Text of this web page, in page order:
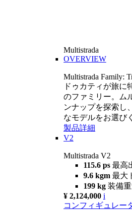
Multistrada
OVERVIEW
Multistrada Family:
ドゥカティが旅に
のファミリー。ム
ンナップを探索し
なモデルをお選び
製品詳細
V2
Multistrada V2
115.6 ps 最高
9.6 kgm 最大
199 kg 装備
¥ 2,124,000 i
コンフィギュレー